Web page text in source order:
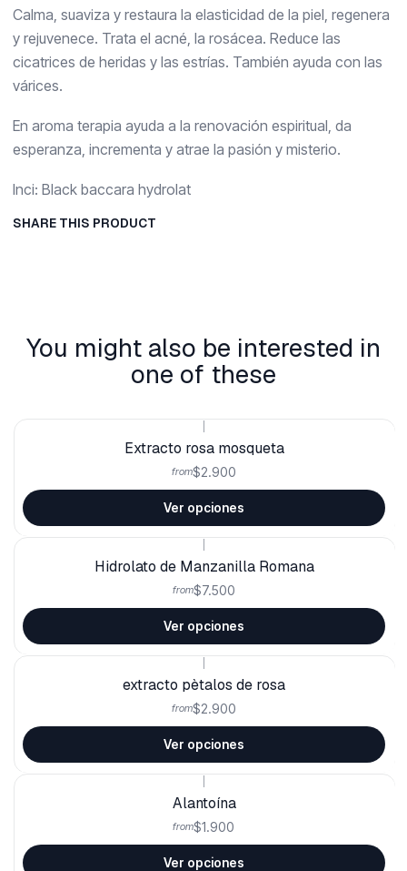
Calma, suaviza y restaura la elasticidad de la piel, regenera
y rejuvenece. Trata el acné, la rosácea. Reduce las
cicatrices de heridas y las estrías. También ayuda con las
várices.
En aroma terapia ayuda a la renovación espiritual, da
esperanza, incrementa y atrae la pasión y misterio.
Inci: Black baccara hydrolat
SHARE THIS PRODUCT
You might also be interested in
one of these
Extracto rosa mosqueta
from$2.900
Ver opciones
Hidrolato de Manzanilla Romana
from$7.500
Ver opciones
extracto pètalos de rosa
from$2.900
Ver opciones
Alantoína
from$1.900
Ver opciones